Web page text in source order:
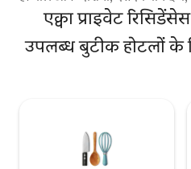
एशिया एरिना और भोजन, खरीदारी
केंद्रों की एक विस्तृत श्रृंखला से कुछ
NAIAX के माध्यम से अंतर्राष्ट्रीय हवाई
भी सुलभ इन सभी रोमांचक गतिविधियों का आनंद
एक्वा प्राइवेट
उपलब्ध बुटीक होटलों के